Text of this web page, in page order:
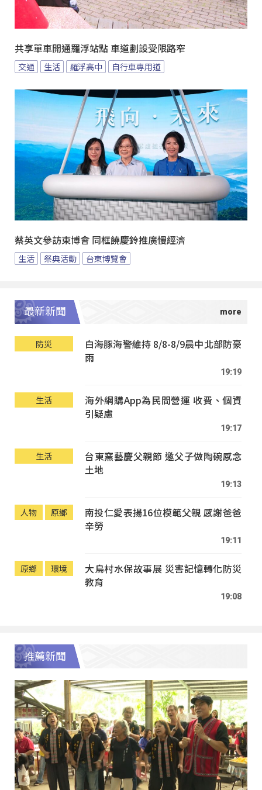
共享單車開通羅浮站點 車道劃設受限路窄
交通 生活 羅浮高中 自行車專用道
蔡英文參訪東博會 同框饒慶鈴推廣慢經濟
生活 祭典活動 台東博覽會
最新新聞
防災
白海豚海警維持 8/8-8/9晨中北部防豪
雨
19:19
生活
海外網購App為民間營運 收費、個資
引疑慮
19:17
生活
台東窯藝慶父親節 邀父子做陶碗感念
土地
19:13
人物 原鄉
南投仁愛表揚16位模範父親 感謝爸爸
辛勞
19:11
原鄉 環境
大鳥村水保故事展 災害記憶轉化防災
教育
19:08
推薦新聞